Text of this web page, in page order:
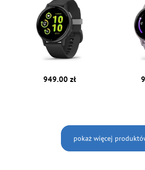
949.00 zł
pokaż więcej